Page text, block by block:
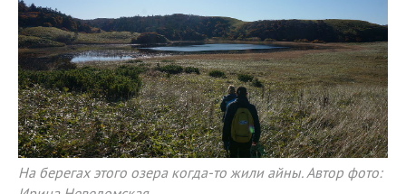
На берегах этого озера когда-то жили айны. Автор фото: